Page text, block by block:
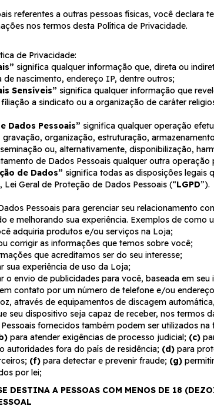
referentes a outras pessoas físicas, você
nos termos desta Política de Privacidade.
de Privacidade:
significa qualquer informação que, direta ou
de nascimento, endereço IP, dentre outros;
Sensíveis” significa qualquer informação que
a sindicato ou a organização de caráter
Dados Pessoais” significa qualquer operação
organização, estruturação,
ou, alternativamente, disponibilização,
de Dados Pessoais qualquer outra
de Dados” significa todas as disposições legais
Lei Geral de Proteção de Dados Pessoais (“LGPD”).
Pessoais para gerenciar seu relacionamento
e melhorando sua experiência. Exemplos de como
adquiria produtos e/ou serviços na Loja;
corrigir as informações que temos sobre você;
que acreditamos ser do seu interesse;
sua experiência de uso da Loja;
o envio de publicidades para você, baseada em seu
contato por um número de telefone e/ou
através de equipamentos de discagem
seu dispositivo seja capaz de receber, nos termos
fornecidos também podem ser utilizados
para atender exigências de processo judicial; (c)
autoridades fora do país de residência; (d) para
(f) para detectar e prevenir fraude; (g)
por lei;
DESTINA A PESSOAS COM MENOS DE 18